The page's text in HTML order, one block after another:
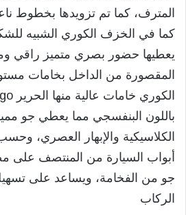
المترف، كما تم تزويدها بخطوط
كما في الخزف الكوري الشبيه
يعطيها حضور بصري متميز راقي
المقصورة من الداخل بخامات
باللون البنفسجي مما يعطي جو
الكلاسيكية والإبهار العصري،
أبواب السيارة من المنتصف على
جو من الفخامة، ويساعد على
الركاب